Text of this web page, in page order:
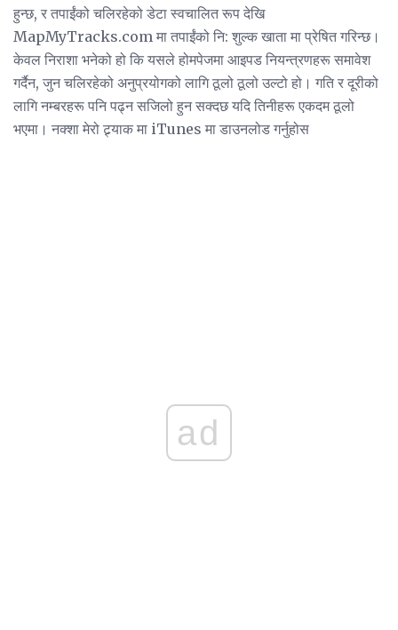
हुन्छ, र तपाईंको चलिरहेको डेटा स्वचालित रूप देखि
MapMyTracks.com मा तपाईंको नि: शुल्क खाता मा प्रेषित गरिन्छ।
केवल निराशा भनेको हो कि यसले होमपेजमा आइपड नियन्त्रणहरू समावेश
गर्दैन, जुन चलिरहेको अनुप्रयोगको लागि ठूलो ठूलो उल्टो हो। गति र दूरीको
लागि नम्बरहरू पनि पढ्न सजिलो हुन सक्दछ यदि तिनीहरू एकदम ठूलो
भएमा। नक्शा मेरो ट्र्याक मा iTunes मा डाउनलोड गर्नुहोस
ad